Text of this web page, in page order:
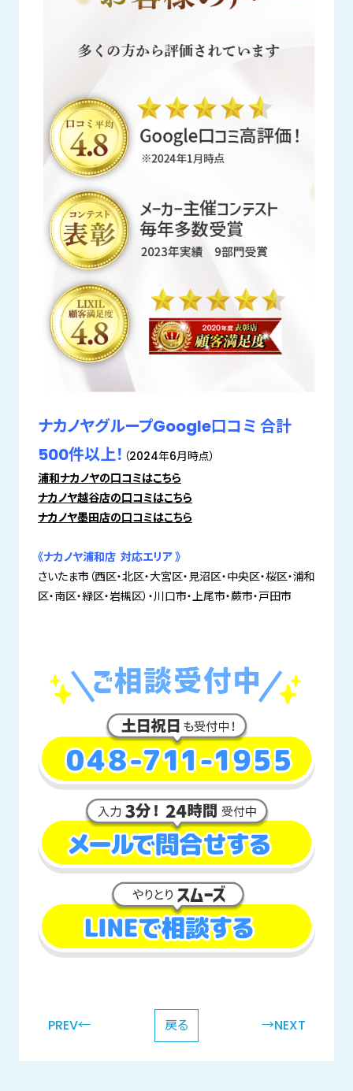
ナカノヤグループGoogle口コミ 合計
500件以上！ （2024年6月時点）
浦和ナカノヤの口コミはこちら
ナカノヤ越谷店の口コミはこちら
ナカノヤ墨田店の口コミはこちら
《ナカノヤ浦和店 対応エリア 》
さいたま市（西区・北区・大宮区・見沼区・中央区・桜区・浦和
区・南区・緑区・岩槻区）・川口市・上尾市・蕨市・戸田市
PREV← 戻る →NEXT